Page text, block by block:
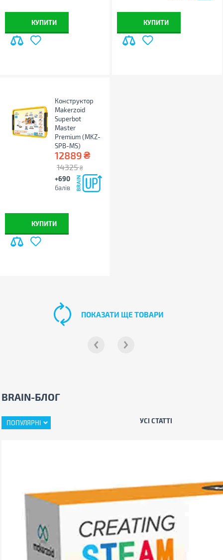
КУПИТИ КУПИТИ
Конструктор
Makerzoid
Superbot
Master
Premium (MKZ-
SPB-MS)
12889₴
14325 ₴
+690
балів
КУПИТИ
ПОКАЗАТИ ЩЕ ТОВАРИ
BRAIN-БЛОГ
ПОПУЛЯРНІ УСІ СТАТТІ